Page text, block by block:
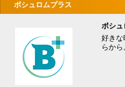
ボシュロムプラス
ボシュ
好きな
らから